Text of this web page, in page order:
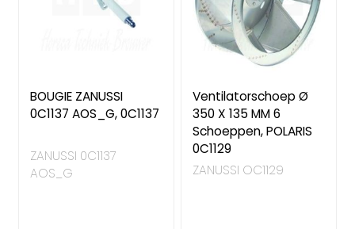
BOUGIE ZANUSSI
0C1137 AOS_G, 0C1137
ZANUSSI 0C1137
AOS_G
Ventilatorschoep Ø
350 X 135 MM 6
Schoeppen, POLARIS
0C1129
ZANUSSI OC1129